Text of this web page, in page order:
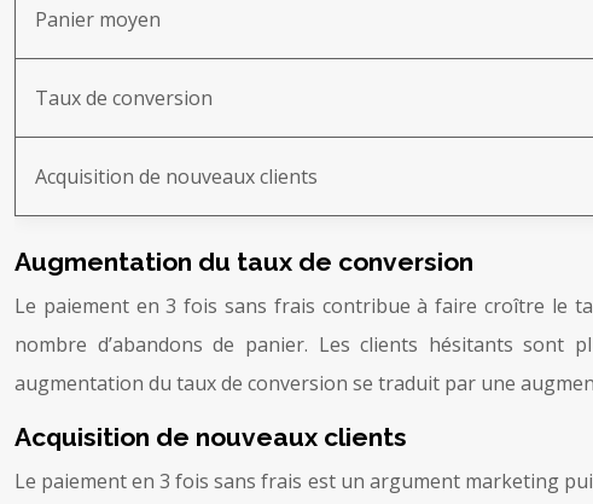
Panier moyen
Taux de conversion
Acquisition de nouveaux clients
Augmentation du taux de conversion
Le paiement en 3 fois sans frais contribue à faire croître le
nombre d’abandons de panier. Les clients hésitants sont
augmentation du taux de conversion se traduit par une
Acquisition de nouveaux clients
Le paiement en 3 fois sans frais est un argument marketing